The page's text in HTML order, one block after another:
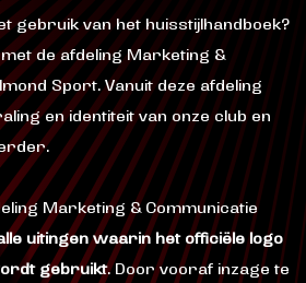
gebruik van het huisstijlhandboek?
de afdeling Marketing &
Sport. Vanuit deze afdeling
en identiteit van onze club en
Marketing & Communicatie
uitingen waarin het officiële logo
gebruikt. Door vooraf inzage te